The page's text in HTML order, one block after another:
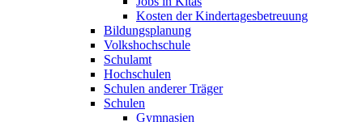
Kosten der Kindertagesbetreuung
Bildungsplanung
Volkshochschule
Schulamt
Hochschulen
Schulen anderer Träger
Schulen
Gymnasien